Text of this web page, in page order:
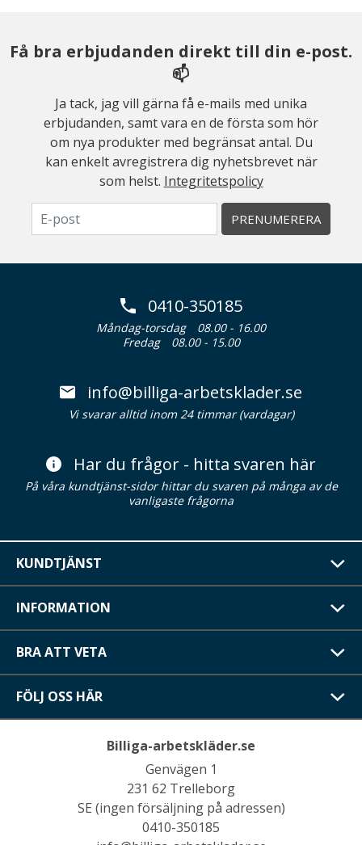
Få bra erbjudanden direkt till din e-post.
📫
Ja tack, jag vill gärna få e-mails med unika
erbjudanden, samt vara en de första som hör
om nya produkter med begränsat antal. Du
kan enkelt avregistrera dig nyhetsbrevet när
som helst. Integritetspolicy
PRENUMERERA
0410-350185
Måndag-torsdag
08.00 - 16.00
Fredag
08.00 - 15.00
info@billiga-arbetsklader.se
Vi svarar alltid inom 24 timmar (vardagar)
Har du frågor - hitta svaren här
På våra kundtjänst-sidor hittar du svaren på många av de
vanligaste frågorna
KUNDTJÄNST
INFORMATION
BRA ATT VETA
FÖLJ OSS HÄR
Billiga-arbetskläder.se
Genvägen 1
231 62 Trelleborg
SE (ingen försäljning på adressen)
0410-350185